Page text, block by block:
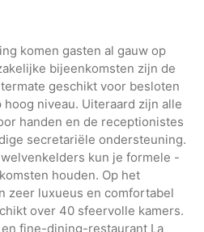
komen gasten al gauw op
bijeenkomsten zijn de
geschikt voor besloten
niveau. Uiteraard zijn alle
handen en de receptionistes
secretariële ondersteuning.
kun je formele -
houden. Op het
zeer luxueus en comfortabel
over 40 sfeervolle kamers.
fine-dining-restaurant La